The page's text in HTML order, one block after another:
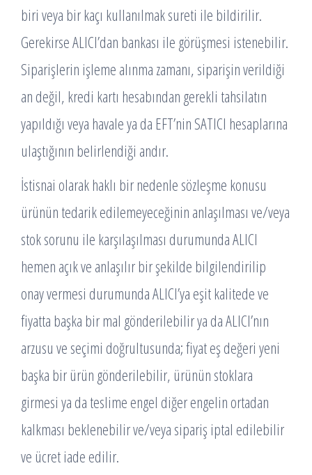
biri veya bir kaçı kullanılmak sureti ile bildirilir.
Gerekirse ALICI’dan bankası ile görüşmesi istenebilir.
Siparişlerin işleme alınma zamanı, siparişin verildiği
an değil, kredi kartı hesabından gerekli tahsilatın
yapıldığı veya havale ya da EFT’nin SATICI hesaplarına
ulaştığının belirlendiği andır.
İstisnai olarak haklı bir nedenle sözleşme konusu
ürünün tedarik edilemeyeceğinin anlaşılması ve/veya
stok sorunu ile karşılaşılması durumunda ALICI
hemen açık ve anlaşılır bir şekilde bilgilendirilip
onay vermesi durumunda ALICI’ya eşit kalitede ve
fiyatta başka bir mal gönderilebilir ya da ALICI’nın
arzusu ve seçimi doğrultusunda; fiyat eş değeri yeni
başka bir ürün gönderilebilir, ürünün stoklara
girmesi ya da teslime engel diğer engelin ortadan
kalkması beklenebilir ve/veya sipariş iptal edilebilir
ve ücret iade edilir.